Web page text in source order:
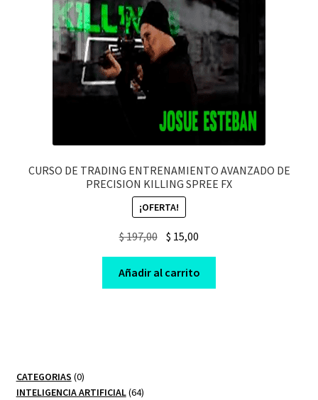
CURSO DE TRADING ENTRENAMIENTO AVANZADO DE
PRECISION KILLING SPREE FX
¡OFERTA!
$197,00 Original
was:
$ 197,00.
$ 15,00
is:
$ 15,00.
Añadir al carrito
CATEGORIAS 00
productos
INTELIGENCIA ARTIFICIAL 6464